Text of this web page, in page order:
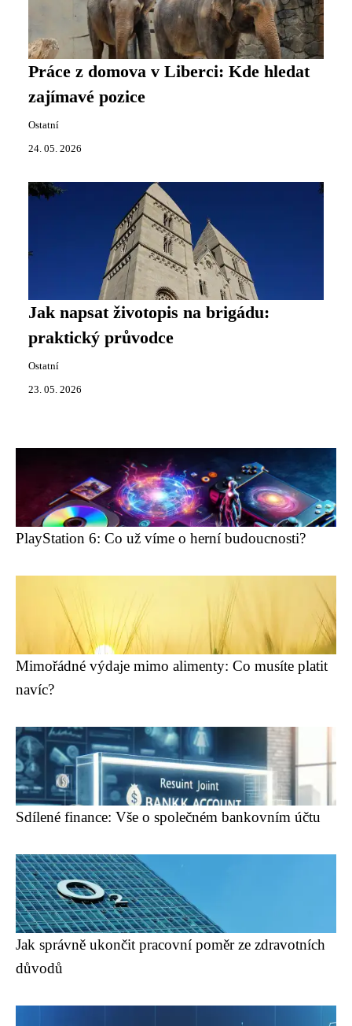
Práce z domova v Liberci: Kde hledat
zajímavé pozice
Ostatní
24. 05. 2026
Jak napsat životopis na brigádu:
praktický průvodce
Ostatní
23. 05. 2026
PlayStation 6: Co už víme o herní budoucnosti?
Mimořádné výdaje mimo alimenty: Co musíte platit
navíc?
Sdílené finance: Vše o společném bankovním účtu
Jak správně ukončit pracovní poměr ze zdravotních
důvodů